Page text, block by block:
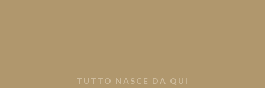
TUTTO NASCE DA QUI